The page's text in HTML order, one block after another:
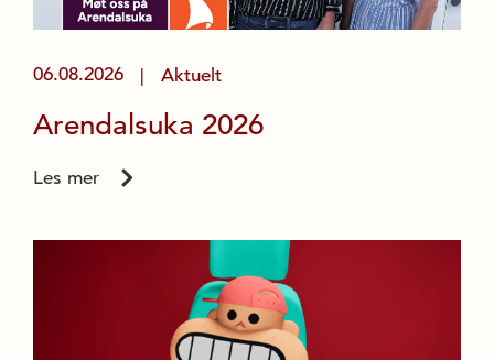
06.08.2026 | Aktuelt
Arendalsuka 2026
Les mer